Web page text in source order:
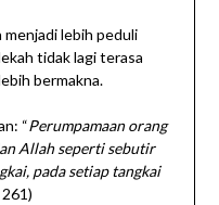
lebih peduli
tidak lagi terasa
bermakna.
“Perumpamaan orang
Allah seperti sebutir
pada setiap tangkai